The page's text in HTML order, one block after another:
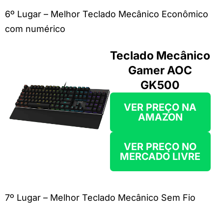
6º Lugar – Melhor Teclado Mecânico Econômico
com numérico
Teclado Mecânico
Gamer AOC
GK500
VER PREÇO NA
AMAZON
VER PREÇO NO
MERCADO LIVRE
7º Lugar – Melhor Teclado Mecânico Sem Fio